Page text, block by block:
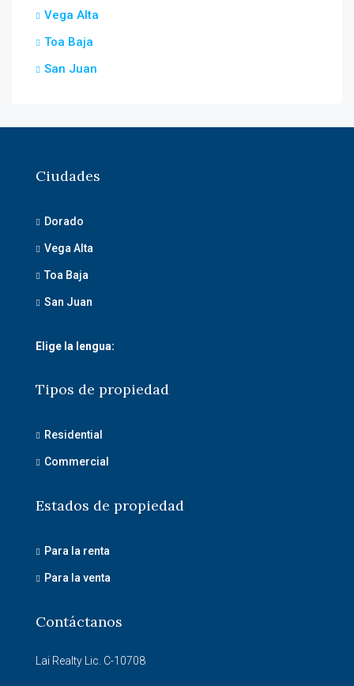
Vega Alta
Toa Baja
San Juan
Ciudades
Dorado
Vega Alta
Toa Baja
San Juan
Elige la lengua:
Tipos de propiedad
Residential
Commercial
Estados de propiedad
Para la renta
Para la venta
Contáctanos
Lai Realty Lic. C-10708